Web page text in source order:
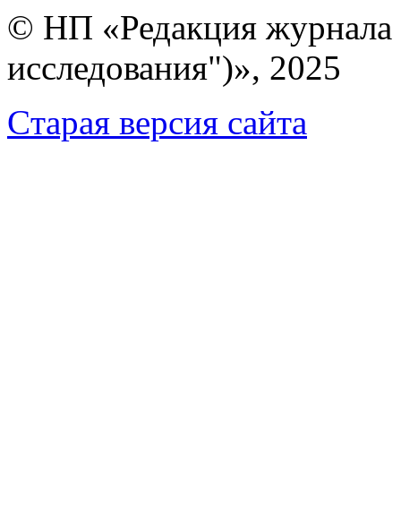
© НП «Редакция
исследования")», 2025
Cтарая версия сайта